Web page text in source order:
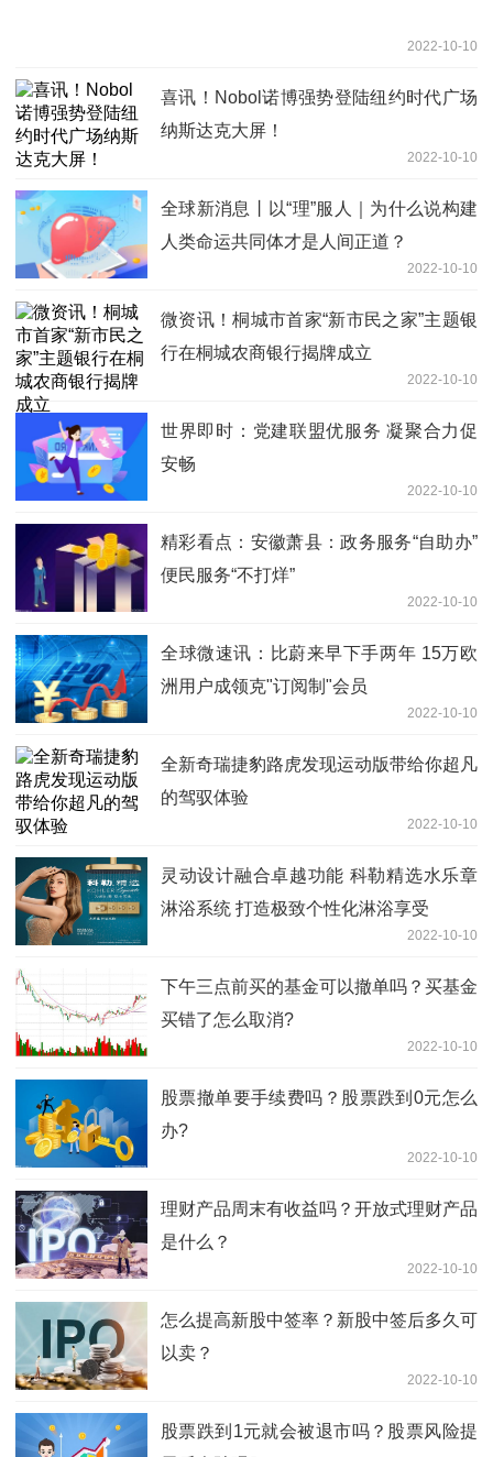
2022-10-10
喜讯！Nobol诺博强势登陆纽约时代广场
纳斯达克大屏！
2022-10-10
全球新消息丨以“理”服人｜为什么说构建
人类命运共同体才是人间正道？
2022-10-10
微资讯！桐城市首家“新市民之家”主题银
行在桐城农商银行揭牌成立
2022-10-10
世界即时：党建联盟优服务 凝聚合力促
安畅
2022-10-10
精彩看点：安徽萧县：政务服务“自助办”
便民服务“不打烊”
2022-10-10
全球微速讯：比蔚来早下手两年 15万欧
洲用户成领克"订阅制"会员
2022-10-10
全新奇瑞捷豹路虎发现运动版带给你超凡
的驾驭体验
2022-10-10
灵动设计融合卓越功能 科勒精选水乐章
淋浴系统 打造极致个性化淋浴享受
2022-10-10
下午三点前买的基金可以撤单吗？买基金
买错了怎么取消?
2022-10-10
股票撤单要手续费吗？股票跌到0元怎么
办?
2022-10-10
理财产品周末有收益吗？开放式理财产品
是什么？
2022-10-10
怎么提高新股中签率？新股中签后多久可
以卖？
2022-10-10
股票跌到1元就会被退市吗？股票风险提